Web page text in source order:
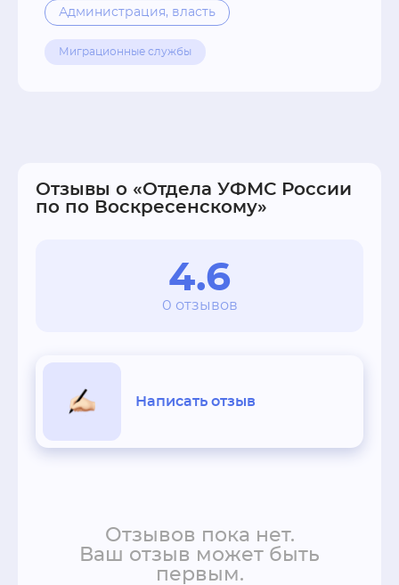
Администрация, власть
Миграционные службы
Отзывы о «Отдела УФМС России
по по Воскресенскому»
4.6
0 отзывов
Написать отзыв
Отзывов пока нет.
Ваш отзыв может быть
первым.